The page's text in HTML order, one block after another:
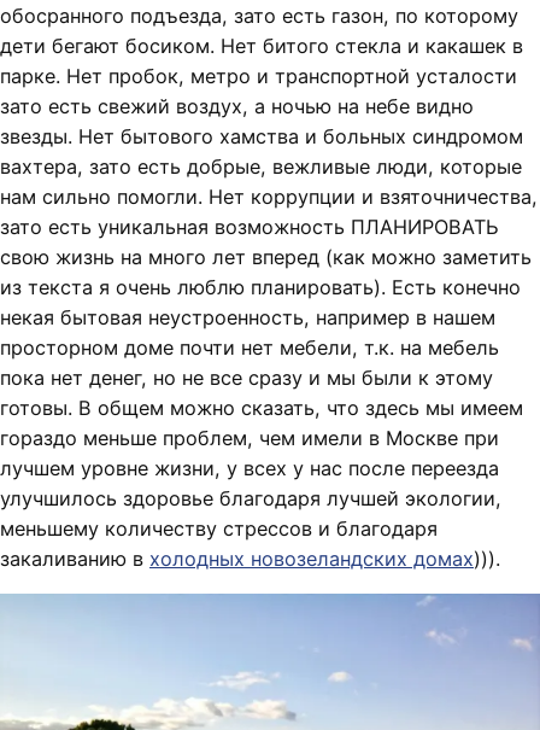
обосранного подъезда, зато есть газон, по которому
дети бегают босиком. Нет битого стекла и какашек в
парке. Нет пробок, метро и транспортной усталости
зато есть свежий воздух, а ночью на небе видно
звезды. Нет бытового хамства и больных синдромом
вахтера, зато есть добрые, вежливые люди, которые
нам сильно помогли. Нет коррупции и взяточничества,
зато есть уникальная возможность ПЛАНИРОВАТЬ
свою жизнь на много лет вперед (как можно заметить
из текста я очень люблю планировать). Есть конечно
некая бытовая неустроенность, например в нашем
просторном доме почти нет мебели, т.к. на мебель
пока нет денег, но не все сразу и мы были к этому
готовы. В общем можно сказать, что здесь мы имеем
гораздо меньше проблем, чем имели в Москве при
лучшем уровне жизни, у всех у нас после переезда
улучшилось здоровье благодаря лучшей экологии,
меньшему количеству стрессов и благодаря
закаливанию в холодных новозеландских домах))).